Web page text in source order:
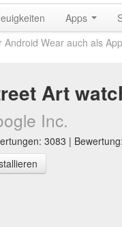
Apps
Wear auch als
Art
Inc.
3083 |